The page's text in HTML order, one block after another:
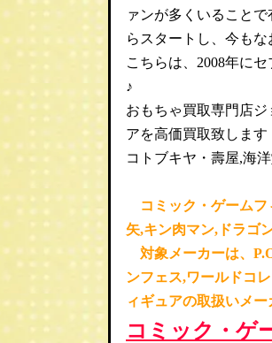
ァンが多くいること
らスタートし、今もな
こちらは、2008年に
♪
おもちゃ買取専門店
アを高価買取致します
コトブキヤ・壽屋,海
コミック・ゲームフ
矢,キン肉マン,ドラゴ
対象メーカーは、
ンフェス,ワールドコ
ィギュアの取扱いメ
コミック・ゲ